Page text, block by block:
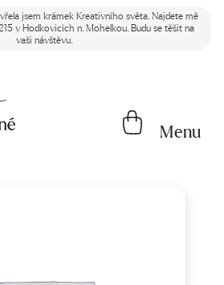
jsem krámek Kreativního světa. Najdete mě
v Hodkovicích n. Mohelkou. Budu se těšit na
vaši návštěvu.
Menu